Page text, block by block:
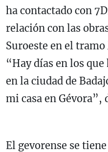
ha contactado con
relación con las
Suroeste en el
“Hay días en los
en la ciudad de
mi casa en Gévora”,
El gevorense se